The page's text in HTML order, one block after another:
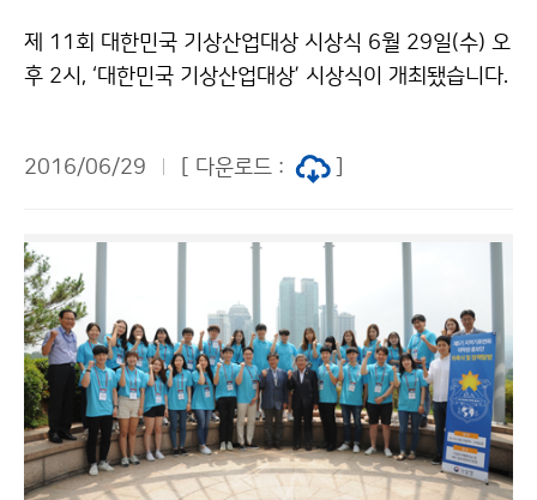
제 11회 대한민국 기상산업대상 시상식 6월 29일(수) 오
후 2시, ‘대한민국 기상산업대상’ 시상식이 개최됐습니다.
기상산업 신사업・신기술・정책개발 아이디어를 발굴・시상
하는 시상 올해로 11회째를 맞는 대한민국 기상산업대상
은 2006년부터 기상정보의 활용 확대와 기상산업 진흥
을 목적으로 시작되었으며, △기상정보 활용 △기상산업
진흥 △아이디어 제안 등 3개 부문으로 나누어 시상합니
다. 이번 기상산업대상 대상(국무총리상)은 기상정보 활
용 부문에서 가장 높은 점수를 받은 ´대상FNF㈜´로 선정
됐습니다. 또한 이와 관련해 ´기상정보를 활용한 경제적
가치 창출´이라는 주제로 언론인 정책 브리핑도 실시하였
2016/06/29 [ 다운로드 :